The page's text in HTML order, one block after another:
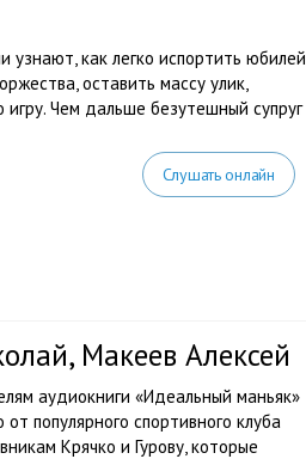
узнают, как легко испортить юбилей
оставить массу улик,
Чем дальше безутешный супруг
Слушать онлайн
Макеев Алексей
аудиокниги «Идеальный маньяк»
популярного спортивного клуба
Крячко и Гурову, которые